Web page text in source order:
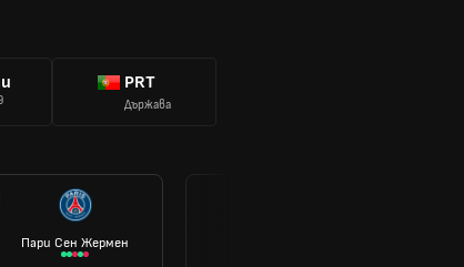
PRT
Държава
Пари Сен Жермен